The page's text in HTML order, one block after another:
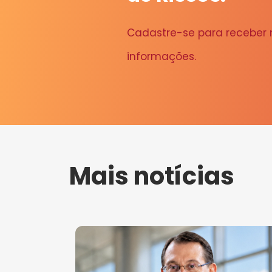
Cadastre-se para receber
informações.
Mais notícias